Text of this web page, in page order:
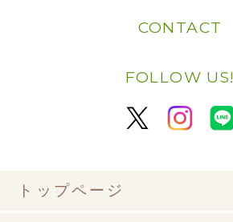
CONTACT
FOLLOW US!
トップページ